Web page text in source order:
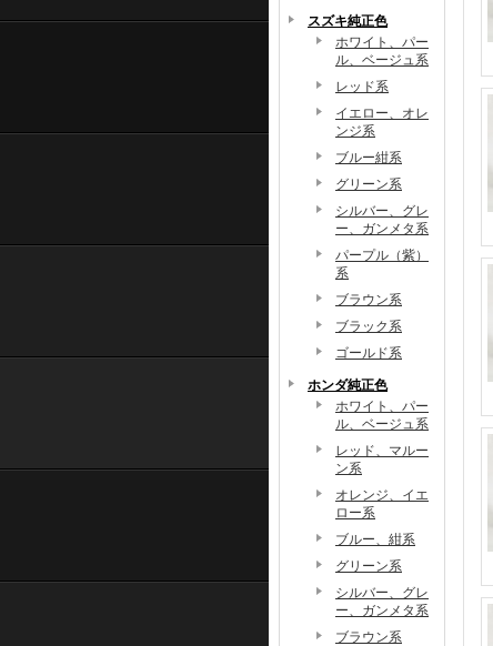
スズキ純正色
ホワイト、パー
ル、ベージュ系
レッド系
イエロー、オレ
ンジ系
ブルー紺系
グリーン系
シルバー、グレ
ー、ガンメタ系
パープル（紫）
系
ブラウン系
ブラック系
ゴールド系
ホンダ純正色
ホワイト、パー
ル、ベージュ系
レッド、マルー
ン系
オレンジ、イエ
ロー系
ブルー、紺系
グリーン系
シルバー、グレ
ー、ガンメタ系
ブラウン系